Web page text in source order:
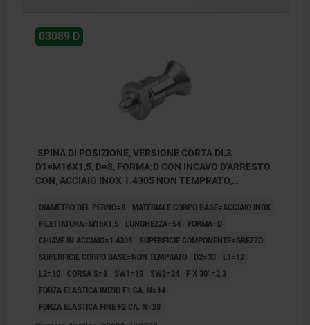
03089 D
SPINA DI POSIZIONE, VERSIONE CORTA DI.3
D1=M16X1,5, D=8, FORMA:D CON INCAVO D'ARRESTO
CON, ACCIAIO INOX 1.4305 NON TEMPRATO,
DIAMETRO DEL PERNO=8
MATERIALE CORPO BASE=ACCIAIO INOX
FILETTATURA=M16X1,5
LUNGHEZZA=54
FORMA=D
CHIAVE IN ACCIAIO=1.4305
SUPERFICIE COMPONENTE=GREZZO
SUPERFICIE CORPO BASE=NON TEMPRATO
D2=33
L1=12
L2=10
CORSA S=8 SW1=19 SW2=24
F X 30°=2,3
FORZA ELASTICA INIZIO F1 CA. N=14
FORZA ELASTICA FINE F2 CA. N=28